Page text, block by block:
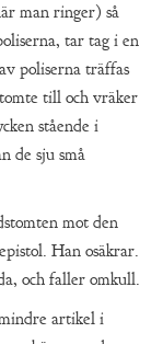
man ringer) så
tar tag i en
poliserna träffas
till och vräker
stående i
de sju små
mot den
Han osäkrar.
och faller omkull.
artikel i